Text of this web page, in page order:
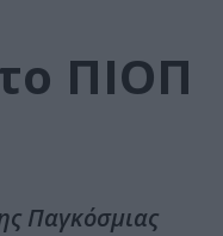
ΠΙΟΠ
Παγκόσμιας